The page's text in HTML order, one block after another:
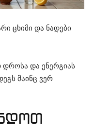
ცხიმი და ნადები
და ენერგიას
მაინც ვერ